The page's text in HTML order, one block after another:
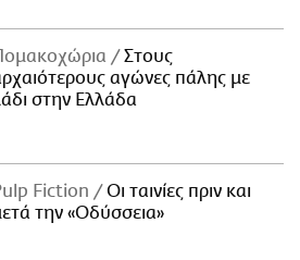
Στους
αγώνες πάλης με
στην Ελλάδα
Fiction
Οι ταινίες πριν και
την «Οδύσσεια»